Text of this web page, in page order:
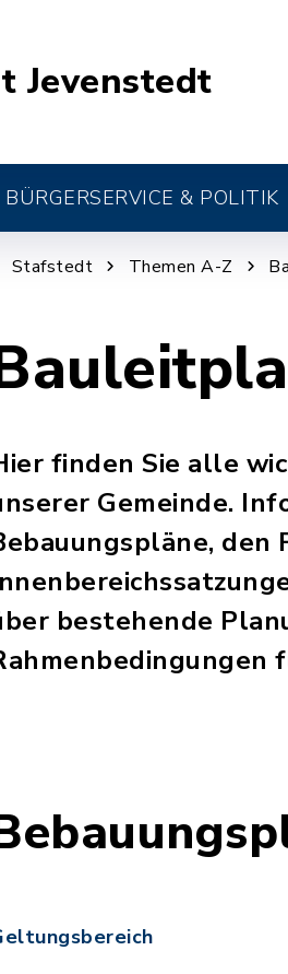
Jevenstedt
BÜRGERSERVICE & POLITIK
Stafstedt Themen A-Z
finden Sie alle
Gemeinde.
bestehende